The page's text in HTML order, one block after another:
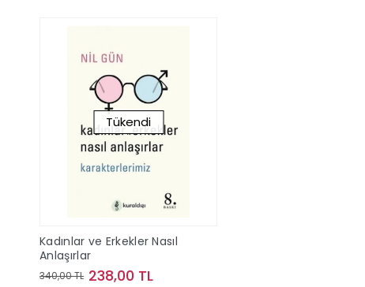
Tükendi
Kadınlar ve Erkekler Nasıl
Anlaşırlar
340,00 TL 238,00 TL